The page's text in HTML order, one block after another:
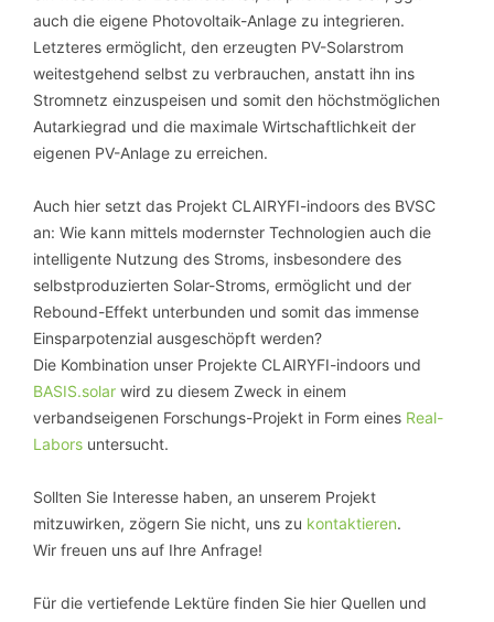
auch die eigene Photovoltaik-Anlage zu integrieren.
Letzteres ermöglicht, den erzeugten PV-Solarstrom
weitestgehend selbst zu verbrauchen, anstatt ihn ins
Stromnetz einzuspeisen und somit den höchstmöglichen
Autarkiegrad und die maximale Wirtschaftlichkeit der
eigenen PV-Anlage zu erreichen.
Auch hier setzt das Projekt CLAIRYFI-indoors des BVSC
an: Wie kann mittels modernster Technologien auch die
intelligente Nutzung des Stroms, insbesondere des
selbstproduzierten Solar-Stroms, ermöglicht und der
Rebound-Effekt unterbunden und somit das immense
Einsparpotenzial ausgeschöpft werden?
Die Kombination unser Projekte CLAIRYFI-indoors und
BASIS.solar wird zu diesem Zweck in einem
verbandseigenen Forschungs-Projekt in Form eines Real-
Labors untersucht.
Sollten Sie Interesse haben, an unserem Projekt
mitzuwirken, zögern Sie nicht, uns zu kontaktieren.
Wir freuen uns auf Ihre Anfrage!
Für die vertiefende Lektüre finden Sie hier Quellen und